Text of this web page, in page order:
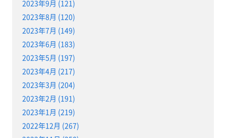
2023年9月 (121)
2023年8月 (120)
2023年7月 (149)
2023年6月 (183)
2023年5月 (197)
2023年4月 (217)
2023年3月 (204)
2023年2月 (191)
2023年1月 (219)
2022年12月 (267)